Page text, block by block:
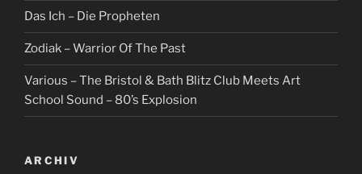
Das Ich – Die Propheten
Zodiak – Warrior Of The Past
Various – The Bristol & Bath Blitz Club Meets Art
School Sound – 80’s Explosion
ARCHIV